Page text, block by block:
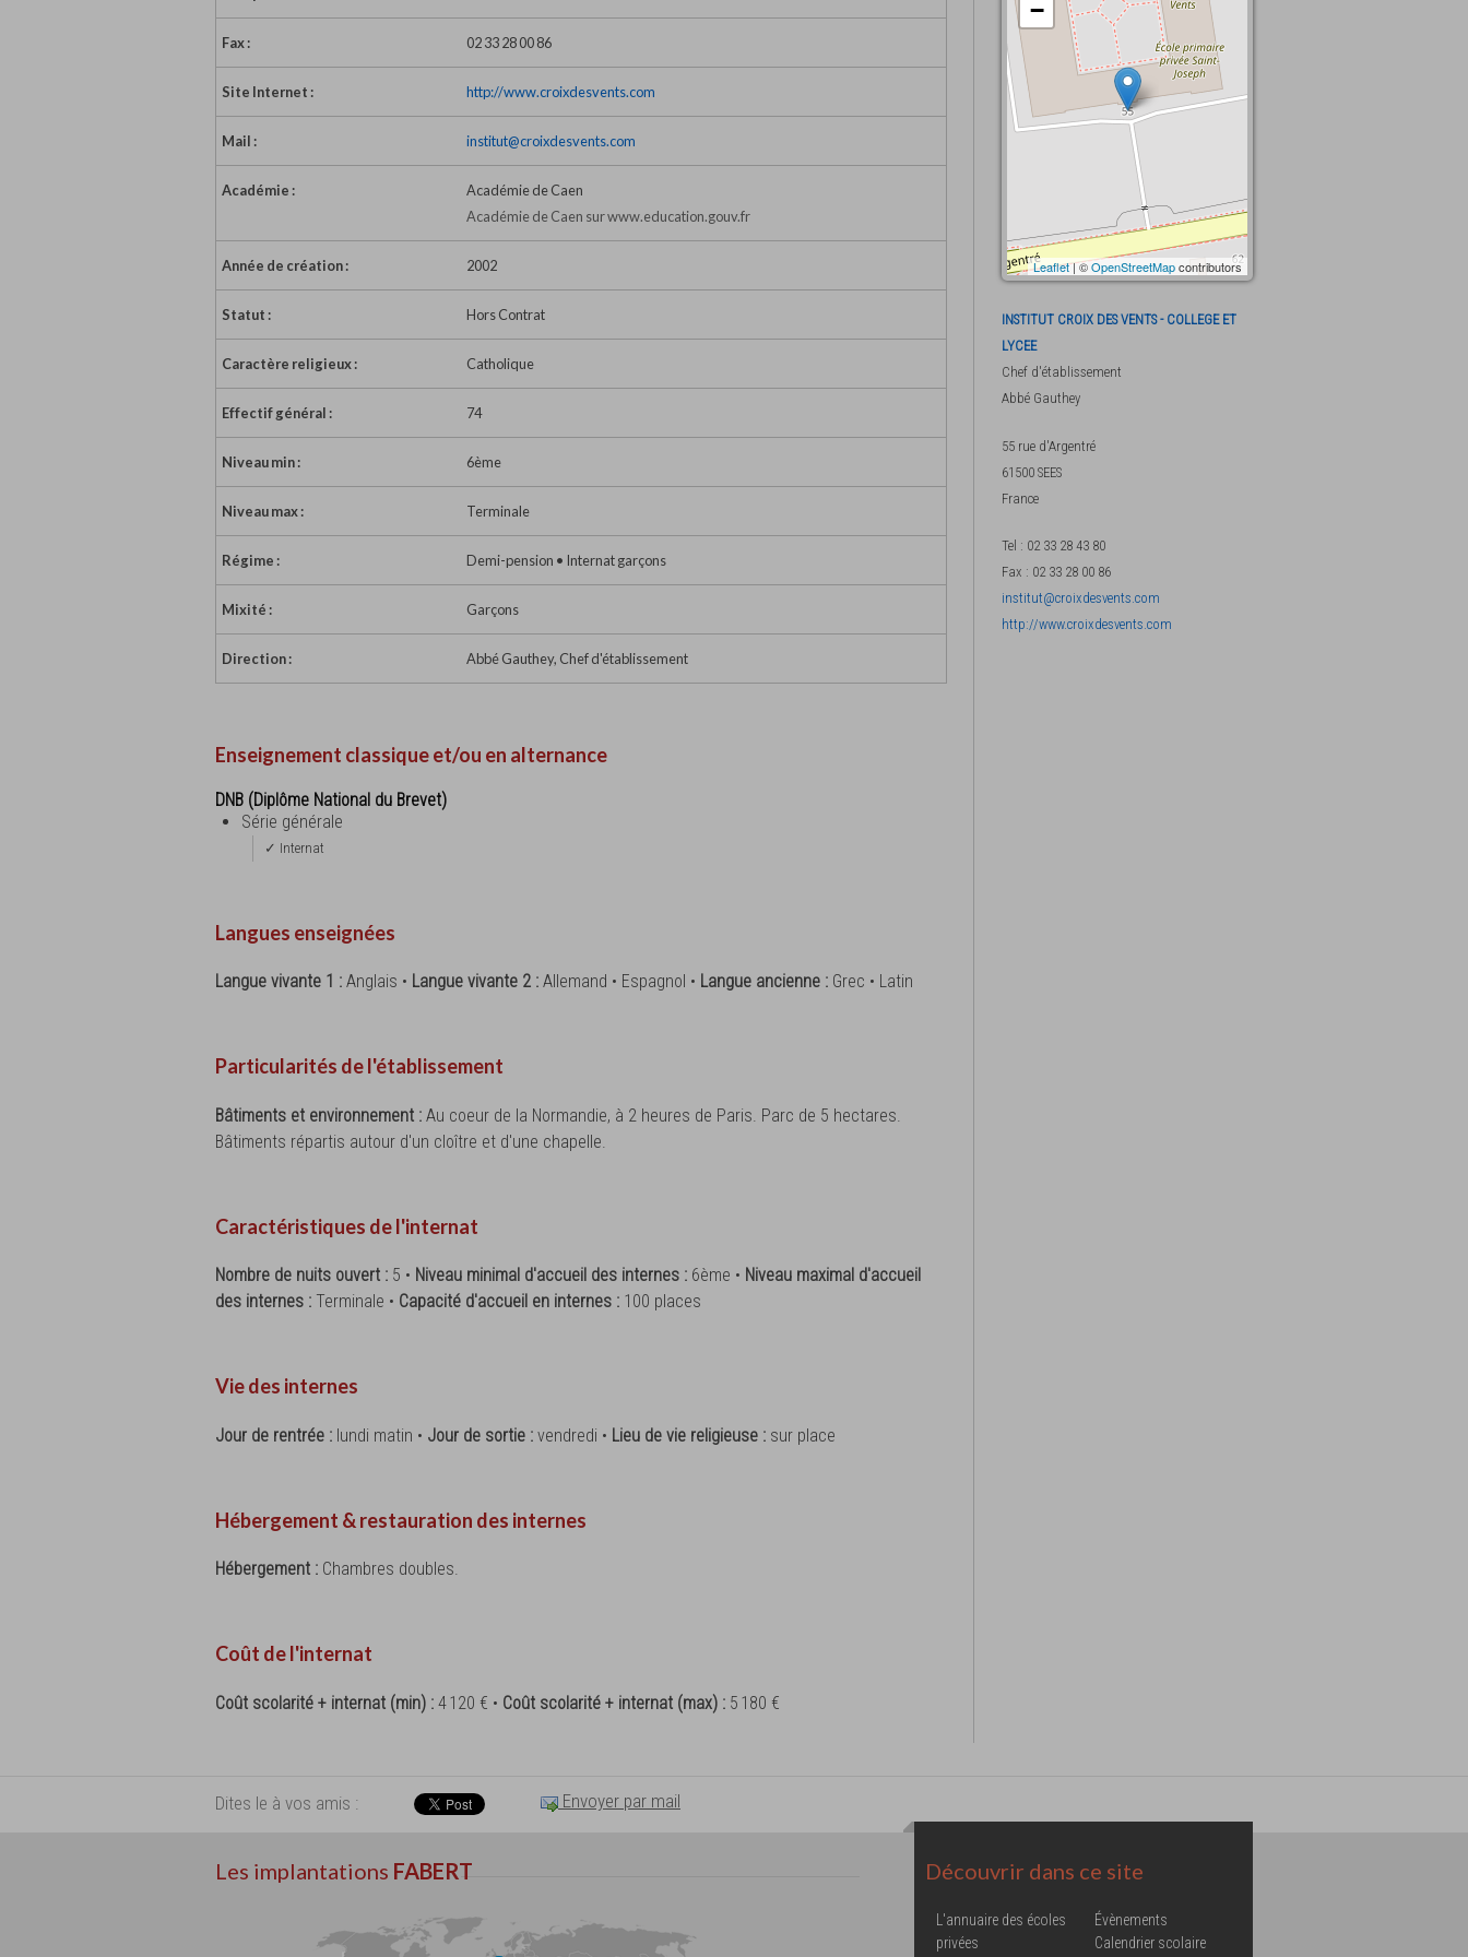
Fax : 02 33 28 00 86
Site Internet : http://www.croixdesvents.com
Mail : institut@croixdesvents.com
Académie :
Académie de Caen
Académie de Caen sur www.education.gouv.fr
Année de création : 2002
Statut : Hors Contrat
Caractère religieux : Catholique
Effectif général : 74
Niveau min : 6ème
Niveau max : Terminale
Régime : Demi-pension • Internat garçons
Mixité : Garçons
Direction : Abbé Gauthey, Chef d'établissement
Enseignement classique et/ou en alternance
DNB (Diplôme National du Brevet)
Série générale
✓ Internat
Langues enseignées
Langue vivante 1 : Anglais • Langue vivante 2 : Allemand • Espagnol • Langue ancienne : Grec • Latin
Particularités de l'établissement
Bâtiments et environnement : Au coeur de la Normandie, à 2 heures de Paris. Parc de 5 hectares.
Bâtiments répartis autour d'un cloître et d'une chapelle.
Caractéristiques de l'internat
Nombre de nuits ouvert : 5 • Niveau minimal d'accueil des internes : 6ème • Niveau maximal d'accueil
des internes : Terminale • Capacité d'accueil en internes : 100 places
Vie des internes
Jour de rentrée : lundi matin • Jour de sortie : vendredi • Lieu de vie religieuse : sur place
Hébergement & restauration des internes
Hébergement : Chambres doubles.
Coût de l'internat
Coût scolarité + internat (min) : 4 120 € • Coût scolarité + internat (max) : 5 180 €
−
Leaflet| ©OpenStreetMapcontributors
INSTITUT CROIX DES VENTS - COLLEGE ET
LYCEE
Chef d'établissement
Abbé Gauthey
55 rue d'Argentré
61500 SEES
France
Tel : 02 33 28 43 80
Fax : 02 33 28 00 86
institut@croixdesvents.com
http://www.croixdesvents.com
Dites le à vos amis : Envoyer par mail
Les implantations FABERT Découvrir dans ce site
L'annuaire des écoles
privées
Évènements
Calendrier scolaire